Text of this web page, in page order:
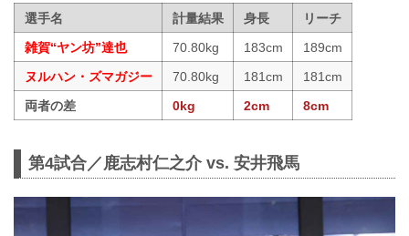
選手名 計量結果 身長
リーチ
雑賀“ヤン坊”達也
70.80kg 183cm
189cm
ヌルハン・ズマガジー
70.80kg 181cm
181cm
両者の差
0kg 2cm 8cm
第4試合／鹿志村仁之介 vs. 安井飛馬